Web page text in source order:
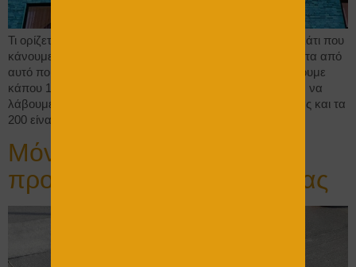
Τι ορίζεται συνήθως, ως επένδυση Επένδυση ορίζεται, κάτι που
κάνουμε και περιμένουμε να αποδώσει κάτι, επιπρόσθετα από
αυτό που έχουμε κάνει. Όπως για παράδειγμα να βάλουμε
κάπου 1.000 ευρώ και να περιμένουμε για κάποιο λόγο, να
λάβουμε 1200 ευρώ. Τα 1.000 ευρώ είναι η επένδυση μας και τα
200 είναι το κέρδος μας. Αντίστοιχα μπορούμε […]
Μόνωση ταράτσας :
προσφορά από το σπίτι σας